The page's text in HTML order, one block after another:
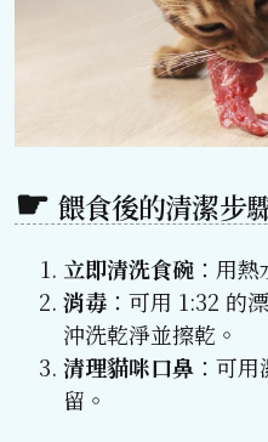
餵食後的清潔步
立即清洗食碗 ：用
消毒 ：可用 1:32 的
沖洗乾淨並擦乾。
清理貓咪口鼻 ：可
留。